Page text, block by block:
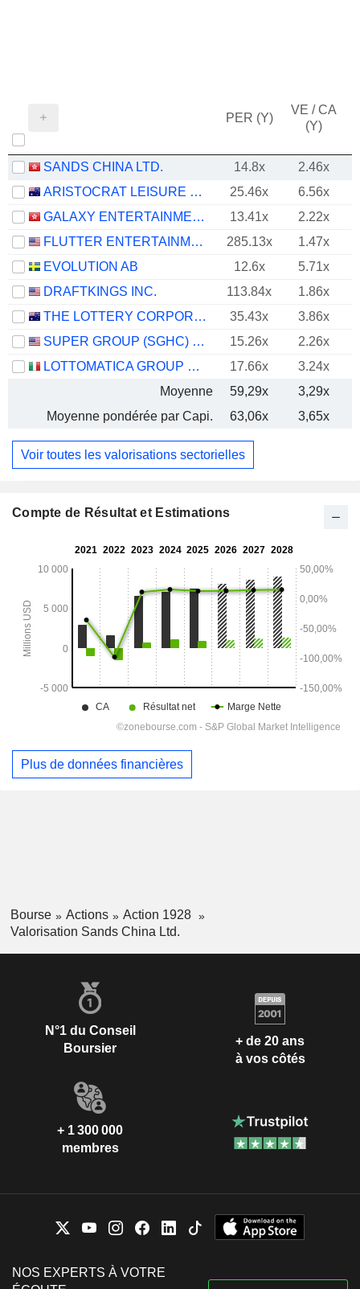
PER (Y)
VE / CA
(Y)
SANDS CHINA LTD. 14.8x
2.46x
ARISTOCRAT LEISURE LIMITED
25.46x 6.56x
GALAXY ENTERTAINMENT GROUP LIMITED
13.41x
2.22x
FLUTTER ENTERTAINMENT PLC
285.13x
1.47x
EVOLUTION AB
12.6x
5.71x
DRAFTKINGS INC.
113.84x 1.86x
THE LOTTERY CORPORATION LIMITED
35.43x 3.86x
SUPER GROUP (SGHC) LIMITED
15.26x
2.26x
LOTTOMATICA GROUP S.P.A.
17.66x
3.24x
Moyenne
59,29x 3,29x
Moyenne pondérée par Capi.
63,06x 3,65x
Voir toutes les valorisations sectorielles
Compte de Résultat et Estimations
Plus de données financières
Bourse Actions
Action 1928
Valorisation Sands China Ltd.
N°1 du Conseil
Boursier
+ de 20 ans
à vos côtés
+ 1 300 000
membres
NOS EXPERTS À VOTRE